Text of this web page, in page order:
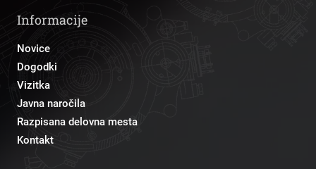
Informacije
Novice
Dogodki
Vizitka
Javna naročila
Razpisana delovna mesta
Kontakt